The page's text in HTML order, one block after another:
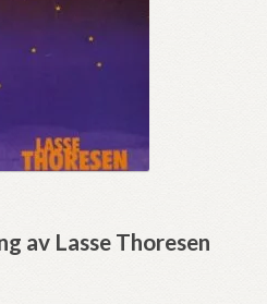
av Lasse Thoresen